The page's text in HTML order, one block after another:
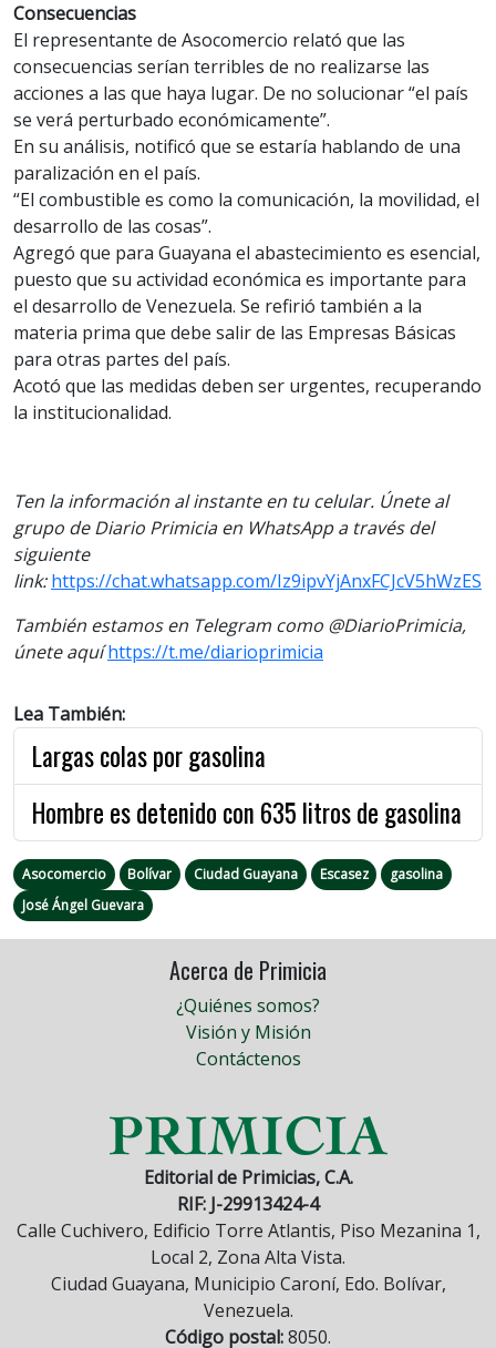
Consecuencias
El representante de Asocomercio relató que las
consecuencias serían terribles de no realizarse las
acciones a las que haya lugar. De no solucionar “el país
se verá perturbado económicamente”.
En su análisis, notificó que se estaría hablando de una
paralización en el país.
“El combustible es como la comunicación, la movilidad, el
desarrollo de las cosas”.
Agregó que para Guayana el abastecimiento es esencial,
puesto que su actividad económica es importante para
el desarrollo de Venezuela. Se refirió también a la
materia prima que debe salir de las Empresas Básicas
para otras partes del país.
Acotó que las medidas deben ser urgentes, recuperando
la institucionalidad.
Ten la información al instante en tu celular. Únete al
grupo de Diario Primicia en WhatsApp a través del
siguiente
link:https://chat.whatsapp.com/Iz9ipvYjAnxFCJcV5hWzES
También estamos en Telegram como @DiarioPrimicia,
únete aquí https://t.me/diarioprimicia
Lea También:
Largas colas por gasolina
Hombre es detenido con 635 litros de gasolina
Asocomercio Bolívar Ciudad Guayana Escasez
gasolina
José Ángel Guevara
Acerca de Primicia
¿Quiénes somos?
Visión y Misión
Contáctenos
Editorial de Primicias, C.A.
RIF: J-29913424-4
Calle Cuchivero, Edificio Torre Atlantis, Piso Mezanina 1,
Local 2, Zona Alta Vista.
Ciudad Guayana, Municipio Caroní, Edo. Bolívar,
Venezuela.
Código postal:8050.